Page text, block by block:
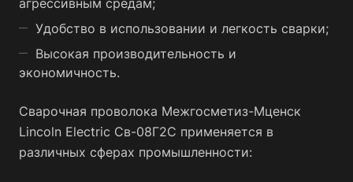
агрессивным средам;
Удобство в использовании и легкость сварки;
Высокая производительность и
экономичность.
Сварочная проволока Межгосметиз-Мценск
Lincoln Electric Св-08Г2С применяется в
различных сферах промышленности: